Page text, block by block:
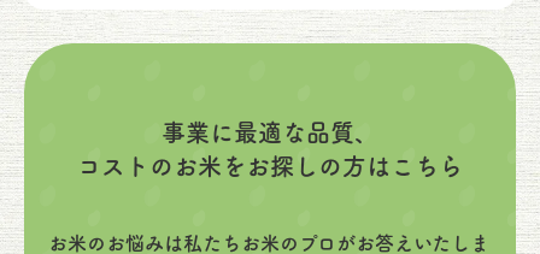
事業に最適な品質、
コストのお米をお探しの方はこちら
お米のお悩みは私たちお米のプロがお答えいたしま